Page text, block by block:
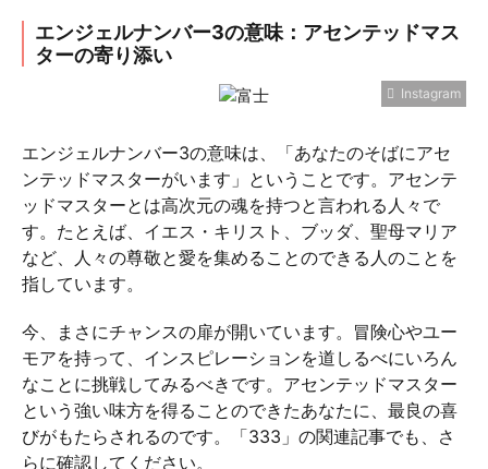
エンジェルナンバー3の意味：アセンテッドマス
ターの寄り添い
Instagram
エンジェルナンバー3の意味は、「あなたのそばにアセ
ンテッドマスターがいます」ということです。アセンテ
ッドマスターとは高次元の魂を持つと言われる人々で
す。たとえば、イエス・キリスト、ブッダ、聖母マリア
など、人々の尊敬と愛を集めることのできる人のことを
指しています。
今、まさにチャンスの扉が開いています。冒険心やユー
モアを持って、インスピレーションを道しるべにいろん
なことに挑戦してみるべきです。アセンテッドマスター
という強い味方を得ることのできたあなたに、最良の喜
びがもたらされるのです。「333」の関連記事でも、さ
らに確認してください。